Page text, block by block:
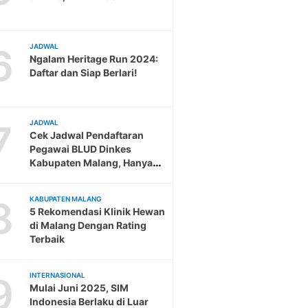
JADWAL
Ngalam Heritage Run 2024:
Daftar dan Siap Berlari!
JADWAL
Cek Jadwal Pendaftaran
Pegawai BLUD Dinkes
Kabupaten Malang, Hanya
KABUPATEN MALANG
5 Rekomendasi Klinik Hewan
di Malang Dengan Rating
Terbaik
INTERNASIONAL
Mulai Juni 2025, SIM
Indonesia Berlaku di Luar